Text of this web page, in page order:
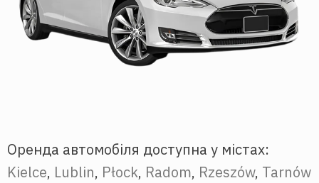
Оренда автомобіля доступна у містах:
Kielce, Lublin, Płock, Radom, Rzeszów, Tarnów